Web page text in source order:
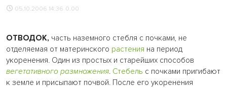
05.10.2006 14:36 0.00
ОТВОДОК, часть наземного стебля с почками, не
отделяемая от материнского растения на период
укоренения. Один из простых и старейших способов
вегетативного размножения. Стебель с почками пригибают
к земле и присыпают почвой. После его укоренения